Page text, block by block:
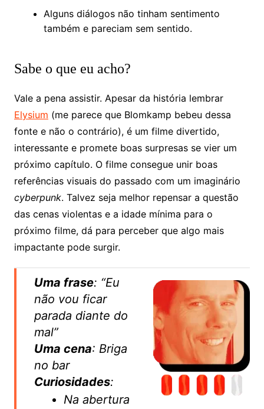
Alguns diálogos não tinham sentimento
também e pareciam sem sentido.
Sabe o que eu acho?
Vale a pena assistir. Apesar da história lembrar
Elysium (me parece que Blomkamp bebeu dessa
fonte e não o contrário), é um filme divertido,
interessante e promete boas surpresas se vier um
próximo capítulo. O filme consegue unir boas
referências visuais do passado com um imaginário
cyberpunk. Talvez seja melhor repensar a questão
das cenas violentas e a idade mínima para o
próximo filme, dá para perceber que algo mais
impactante pode surgir.
Uma frase: “Eu
não vou ficar
parada diante do
mal”
Uma cena: Briga
no bar
Curiosidades:
Na abertura